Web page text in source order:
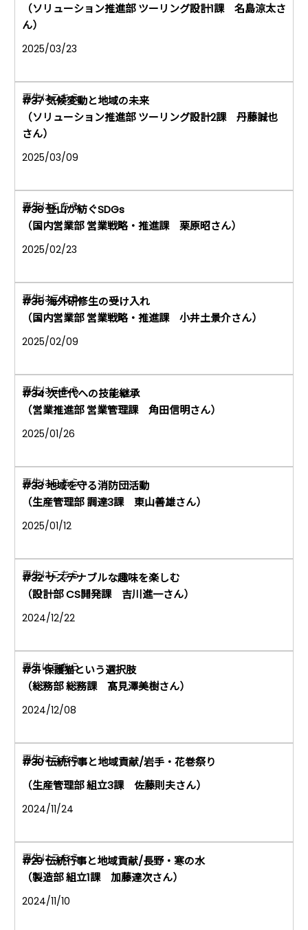
（ソリューション推進部 ツーリング設計1課 名島涼太さ
ん）
2025/03/23
#37 気候変動と地域の未来
（ソリューション推進部 ツーリング設計2課 丹藤誠也
さん）
2025/03/09
#36 登山が紡ぐSDGs
（国内営業部 営業戦略・推進課 栗原昭さん）
2025/02/23
#35 海外研修生の受け入れ
（国内営業部 営業戦略・推進課 小井土景介さん）
2025/02/09
#34 次世代への技能継承
（営業推進部 営業管理課 角田信明さん）
2025/01/26
#33 地域を守る消防団活動
（生産管理部 調達3課 東山善雄さん）
2025/01/12
#32 サステナブルな趣味を楽しむ
（設計部 CS開発課 吉川進一さん）
2024/12/22
#31 保護猫という選択肢
（総務部 総務課 髙見澤美樹さん）
2024/12/08
#30 伝統行事と地域貢献/岩手・花巻祭り
（生産管理部 組立3課 佐藤則夫さん）
2024/11/24
#29 伝統行事と地域貢献/長野・寒の水
（製造部 組立1課 加藤達次さん）
2024/11/10